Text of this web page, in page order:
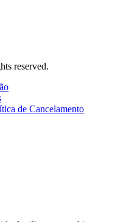
reserved.
de Cancelamento